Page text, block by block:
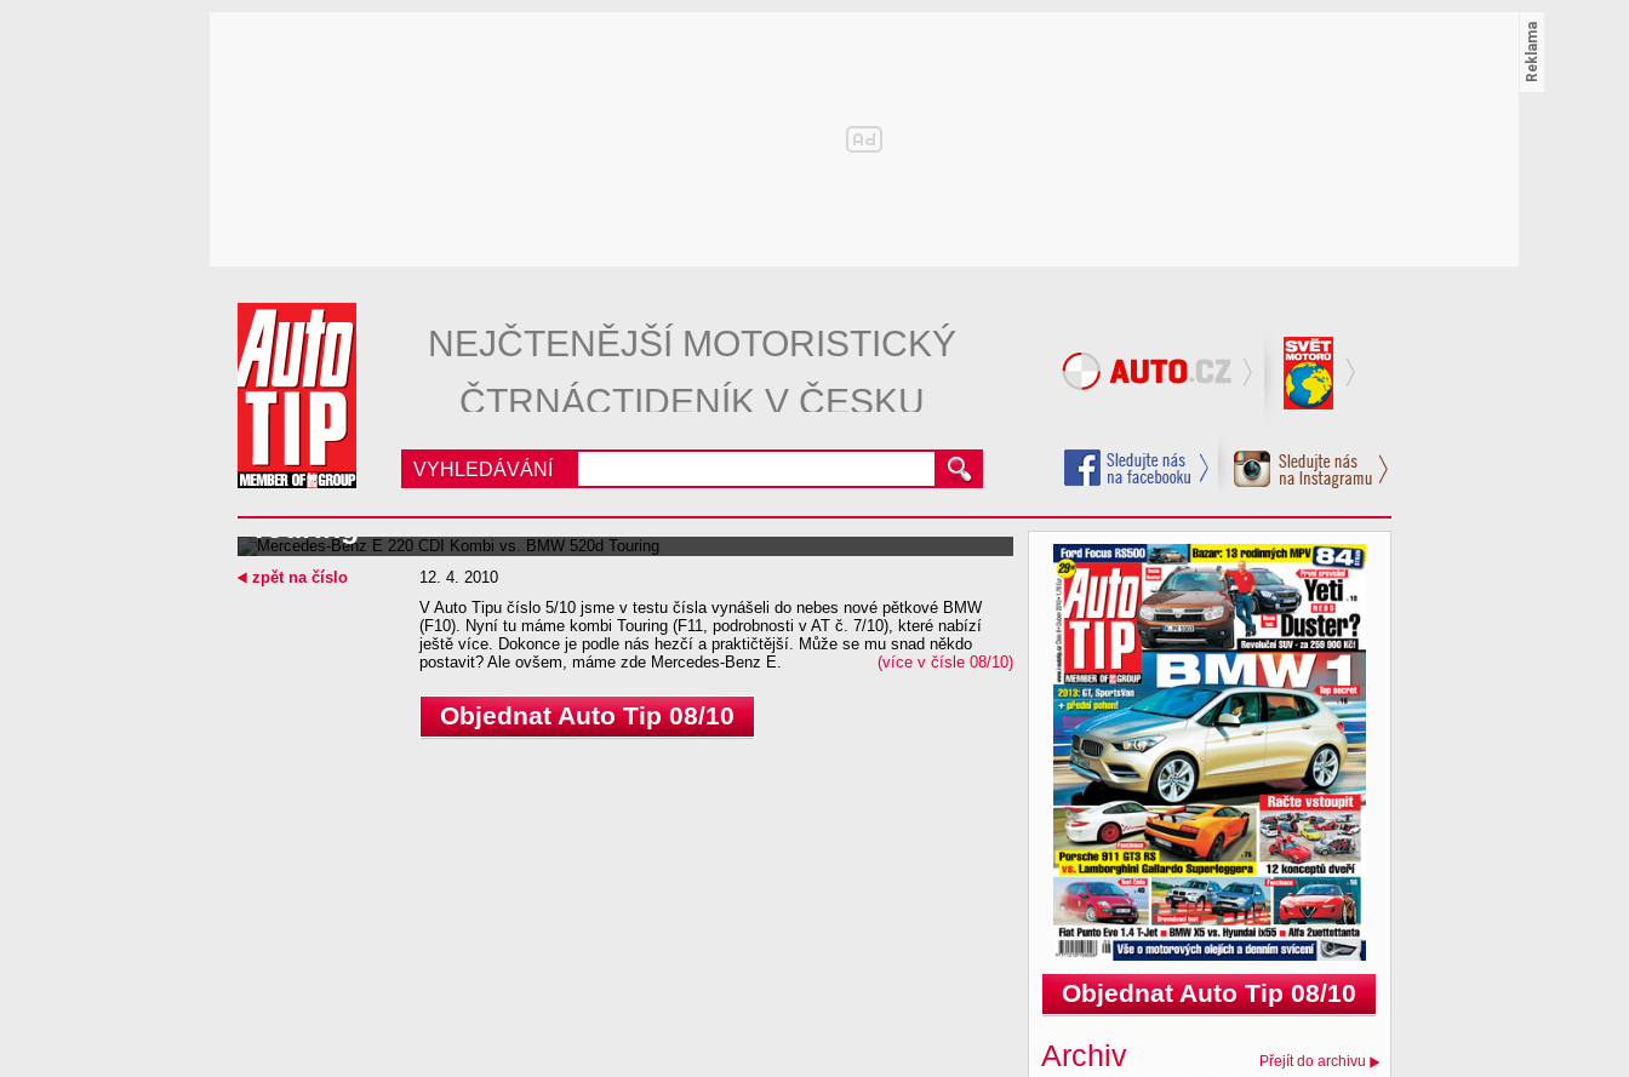
NEJČTENĚJŠÍ MOTORISTICKÝ
ČTRNÁCTIDENÍK V ČESKU
VYHLEDÁVÁNÍ
Mercedes-Benz E 220 CDI Kombi vs. BMW 520d
Touring
12. 4. 2010
V Auto Tipu číslo 5/10 jsme v testu čísla vynášeli do nebes nové pětkové BMW
(F10). Nyní tu máme kombi Touring (F11, podrobnosti v AT č. 7/10), které nabízí
ještě více. Dokonce je podle nás hezčí a praktičtější. Může se mu snad někdo
postavit? Ale ovšem, máme zde Mercedes-Benz E.
(více v čísle 08/10)
Objednat Auto Tip 08/10
zpět na číslo
Objednat Auto Tip 08/10
Archiv Přejít do archivu